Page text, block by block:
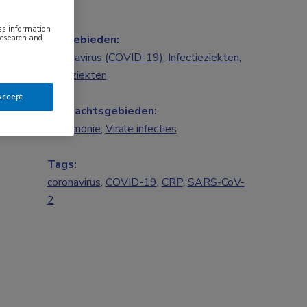
Vakgebieden:
Coronavirus (COVID-19), Infectieziekten,
Longziekten
Aandachtsgebieden:
Pneumonie, Virale infecties
Tags:
coronavirus, COVID-19, CRP, SARS-CoV-
2
information
and